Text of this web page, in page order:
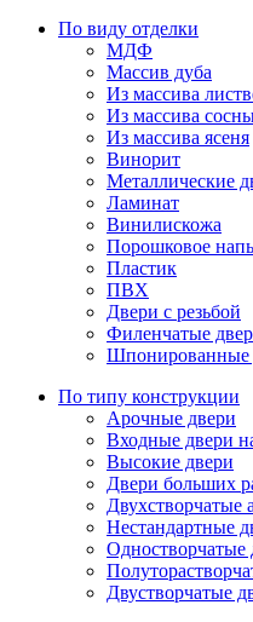
По виду отделки
МДФ
Массив дуба
Из массива
Из массива
Из массива ясеня
Винорит
Металлические
Ламинат
Винилискожа
Порошковое
Пластик
ПВХ
Двери с резьбой
Филенчатые
Шпонированные
По типу конструкции
Арочные двери
Входные двери
Высокие двери
Двери больших
Двухстворчатые
Нестандартные
Одностворчатые
Двустворчатые